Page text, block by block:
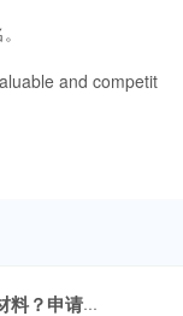
and competit
商标注册申请需要什么材料？申请商标需要多长时间？